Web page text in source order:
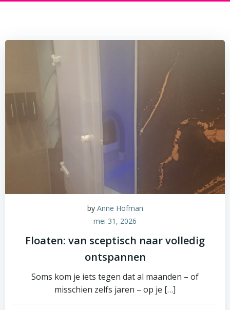
by Anne Hofman
mei 31, 2026
Floaten: van sceptisch naar volledig
ontspannen
Soms kom je iets tegen dat al maanden – of
misschien zelfs jaren – op je […]